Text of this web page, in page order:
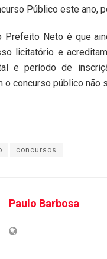
Público este ano,
Prefeito Neto é que
licitatório e
e período de
o concurso público não
concursos
Paulo Barbosa